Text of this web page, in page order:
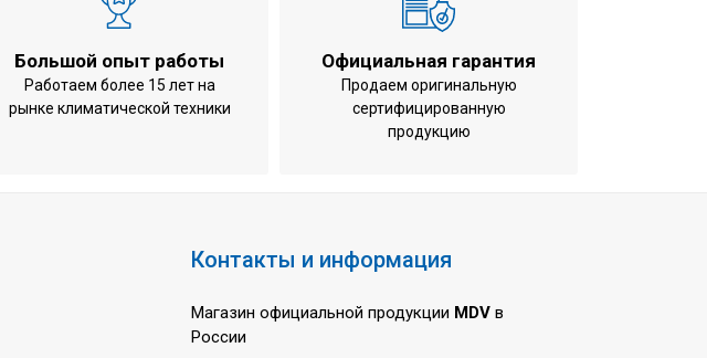
Большой опыт работы
Работаем более 15 лет на
рынке климатической техники
Официальная гарантия
Продаем оригинальную
сертифицированную
продукцию
Контакты и информация
Магазин официальной продукции MDV в
России